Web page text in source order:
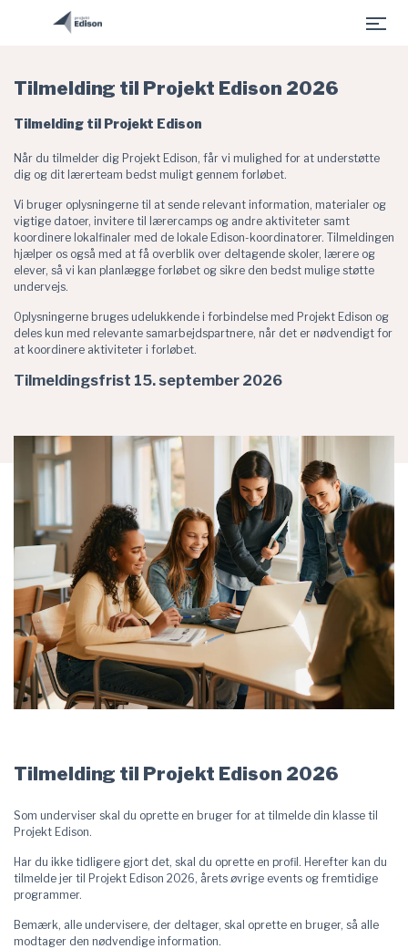
Gå til hovedindhold
Tilmelding til Projekt Edison 2026
Tilmelding til Projekt Edison
Når du tilmelder dig Projekt Edison, får vi mulighed for at understøtte
dig og dit lærerteam bedst muligt gennem forløbet.
Vi bruger oplysningerne til at sende relevant information, materialer og
vigtige datoer, invitere til lærercamps og andre aktiviteter samt
koordinere lokalfinaler med de lokale Edison-koordinatorer. Tilmeldingen
hjælper os også med at få overblik over deltagende skoler, lærere og
elever, så vi kan planlægge forløbet og sikre den bedst mulige støtte
undervejs.
Oplysningerne bruges udelukkende i forbindelse med Projekt Edison og
deles kun med relevante samarbejdspartnere, når det er nødvendigt for
at koordinere aktiviteter i forløbet.
Tilmeldingsfrist 15. september 2026
Tilmelding til Projekt Edison 2026
Som underviser skal du oprette en bruger for at tilmelde din klasse til
Projekt Edison.
Har du ikke tidligere gjort det, skal du oprette en profil. Herefter kan du
tilmelde jer til Projekt Edison 2026, årets øvrige events og fremtidige
programmer.
Bemærk, alle undervisere, der deltager, skal oprette en bruger, så alle
modtager den nødvendige information.